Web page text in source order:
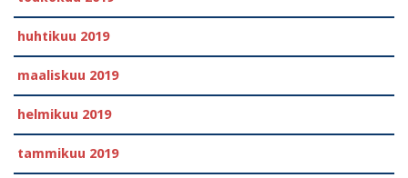
huhtikuu 2019
maaliskuu 2019
helmikuu 2019
tammikuu 2019